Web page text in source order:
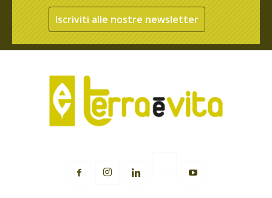
Iscriviti alle nostre newsletter